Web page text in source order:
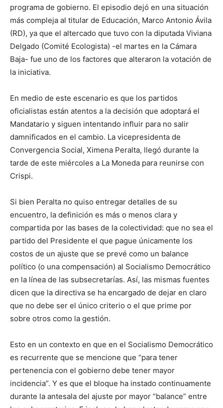
programa de gobierno. El episodio dejó en una situación
más compleja al titular de Educación, Marco Antonio Ávila
(RD), ya que el altercado que tuvo con la diputada Viviana
Delgado (Comité Ecologista) -el martes en la Cámara
Baja- fue uno de los factores que alteraron la votación de
la iniciativa.
En medio de este escenario es que los partidos
oficialistas están atentos a la decisión que adoptará el
Mandatario y siguen intentando influir para no salir
damnificados en el cambio. La vicepresidenta de
Convergencia Social, Ximena Peralta, llegó durante la
tarde de este miércoles a La Moneda para reunirse con
Crispi.
Si bien Peralta no quiso entregar detalles de su
encuentro, la definición es más o menos clara y
compartida por las bases de la colectividad: que no sea el
partido del Presidente el que pague únicamente los
costos de un ajuste que se prevé como un balance
político (o una compensación) al Socialismo Democrático
en la línea de las subsecretarías. Así, las mismas fuentes
dicen que la directiva se ha encargado de dejar en claro
que no debe ser el único criterio o el que prime por
sobre otros como la gestión.
Esto en un contexto en que en el Socialismo Democrático
es recurrente que se mencione que “para tener
pertenencia con el gobierno debe tener mayor
incidencia”. Y es que el bloque ha instado continuamente
durante la antesala del ajuste por mayor “balance” entre